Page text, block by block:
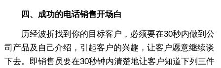
四、成功的电话销售开场白
历经波折找到你的目标客户，必须要在30秒内做到公
司产品及自己介绍，引起客户的兴趣，让客户愿意继续谈
下去。即销售员要在30秒钟内清楚地让客户知道下列三件